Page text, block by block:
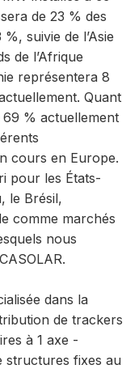
de 23 % des
suivie de l’Asie
de l’Afrique
représentera 8
Quant
% actuellement
cours en Europe.
pour les États-
le Brésil,
comme marchés
nous
dans la
de trackers
à 1 axe -
structures fixes au